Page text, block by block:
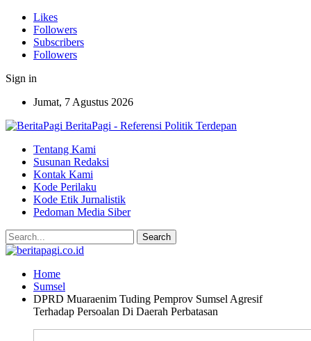
Likes
Followers
Subscribers
Followers
Sign in
Jumat, 7 Agustus 2026
BeritaPagi - Referensi Politik Terdepan
Tentang Kami
Susunan Redaksi
Kontak Kami
Kode Perilaku
Kode Etik Jurnalistik
Pedoman Media Siber
Home
Sumsel
DPRD Muaraenim Tuding Pemprov Sumsel Agresif
Terhadap Persoalan Di Daerah Perbatasan